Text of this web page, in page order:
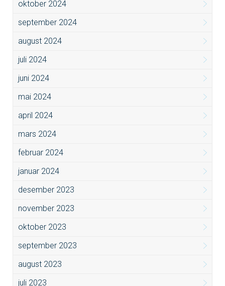
oktober 2024
september 2024
august 2024
juli 2024
juni 2024
mai 2024
april 2024
mars 2024
februar 2024
januar 2024
desember 2023
november 2023
oktober 2023
september 2023
august 2023
juli 2023